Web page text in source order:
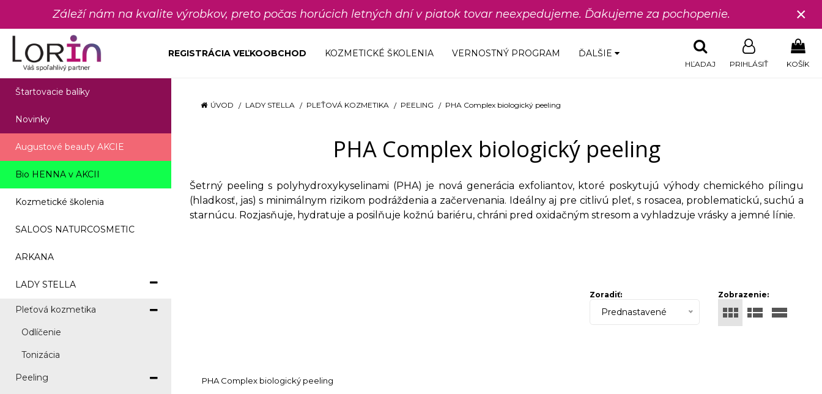
Záleží nám na kvalite výrobkov, preto počas horúcich letných dní v piatok tovar neexpedujeme. Ďakujeme za pochopenie. ×
REGISTRÁCIA VEĽKOOBCHOD KOZMETICKÉ ŠKOLENIA VERNOSTNÝ PROGRAM ĎALŠIE
KOŠÍK
PRIHLÁSIŤ
HĽADAJ
Štartovacie balíky
Novinky
Augustové beauty AKCIE
Bio HENNA v AKCII
Kozmetické školenia
SALOOS NATURCOSMETIC
ARKANA
LADY STELLA
Pleťová kozmetika
Odlíčenie
Tonizácia
Peeling
ÚVOD LADY STELLA PLEŤOVÁ KOZMETIKA PEELING PHA Complex biologický peeling
PHA Complex biologický peeling
Šetrný peeling s polyhydroxykyselinami (PHA) je nová generácia exfoliantov, ktoré poskytujú výhody chemického pílingu
(hladkosť, jas) s minimálnym rizikom podráždenia a začervenania. Ideálny aj pre citlivú pleť, s rosacea, problematickú, suchú a
starnúcu. Rozjasňuje, hydratuje a posilňuje kožnú bariéru, chráni pred oxidačným stresom a vyhladzuje vrásky a jemné línie.
Zobrazenie:
Zoradiť:
Prednastavené
PHA Complex biologický peeling